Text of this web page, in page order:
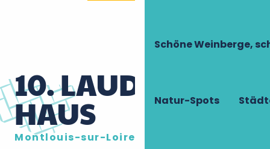
Schöne Weinberge,
Natur-Spots
10. LAUDACIUS-
HAUS
Montlouis-sur-Loire